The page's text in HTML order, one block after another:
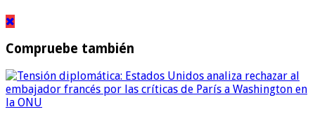
Compruebe también